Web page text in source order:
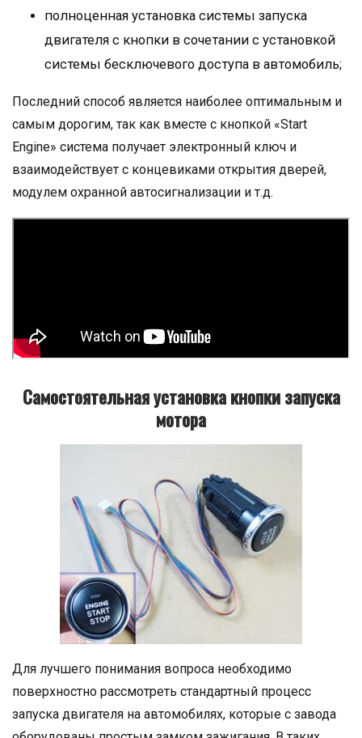
полноценная установка системы запуска
двигателя с кнопки в сочетании с установкой
системы бесключевого доступа в автомобиль;
Последний способ является наиболее оптимальным и
самым дорогим, так как вместе с кнопкой «Start
Engine» система получает электронный ключ и
взаимодействует с концевиками открытия дверей,
модулем охранной автосигнализации и т.д.
Самостоятельная установка кнопки запуска
мотора
Для лучшего понимания вопроса необходимо
поверхностно рассмотреть стандартный процесс
запуска двигателя на автомобилях, которые с завода